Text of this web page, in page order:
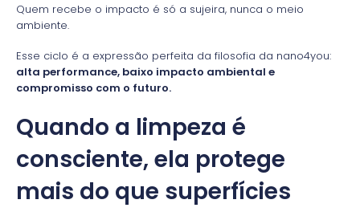
Quem recebe o impacto é só a sujeira, nunca o meio
ambiente.
Esse ciclo é a expressão perfeita da filosofia da nano4you:
alta performance, baixo impacto ambiental e
compromisso com o futuro.
Quando a limpeza é
consciente, ela protege
mais do que superfícies